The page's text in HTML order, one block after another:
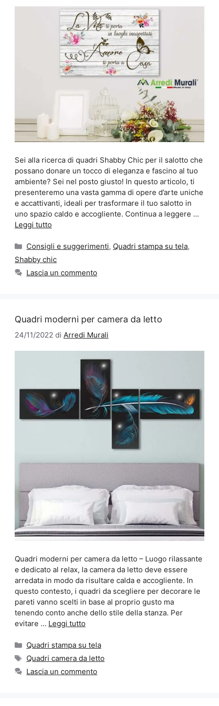
Sei alla ricerca di quadri Shabby Chic per il salotto che
possano donare un tocco di eleganza e fascino al tuo
ambiente? Sei nel posto giusto! In questo articolo, ti
presenteremo una vasta gamma di opere d’arte uniche
e accattivanti, ideali per trasformare il tuo salotto in
uno spazio caldo e accogliente. Continua a leggere …
Leggi tutto
Categorie
Consigli e suggerimenti, Quadri stampa su tela,
Shabby chic
Lascia un commento
Quadri moderni per camera da letto
24/11/2022 di Arredi Murali
Quadri moderni per camera da letto – Luogo rilassante
e dedicato al relax, la camera da letto deve essere
arredata in modo da risultare calda e accogliente. In
questo contesto, i quadri da scegliere per decorare le
pareti vanno scelti in base al proprio gusto ma
tenendo conto anche dello stile della stanza. Per
evitare … Leggi tutto
Categorie
Quadri stampa su tela
Tag
Quadri camera da letto
Lascia un commento